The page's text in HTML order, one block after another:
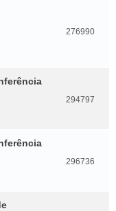
276990
294797
296736